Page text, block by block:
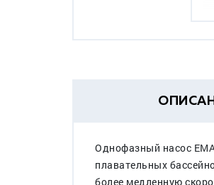
Однофазный насос
плавательных
более медленную